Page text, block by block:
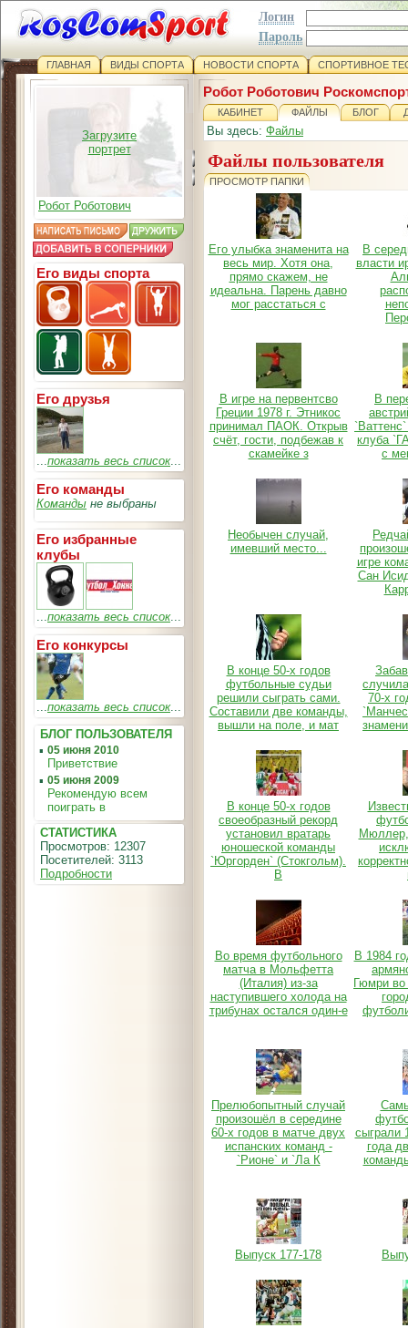
Логин
Пароль
ГЛАВНАЯ ВИДЫ СПОРТА НОВОСТИ СПОРТА СПОРТИВНОЕ
Загрузите
портрет
Робот Роботович
Его виды спорта
Его друзья
...показать весь список...
Его команды
Команды не выбраны
Его избранные
клубы
...показать весь список...
Его конкурсы
...показать весь список...
БЛОГ ПОЛЬЗОВАТЕЛЯ
▪ 05 июня 2010
Приветствие
▪ 05 июня 2009
Рекомендую всем
поиграть в
СТАТИСТИКА
Просмотров: 12307
Посетителей: 3113
Подробности
Робот Роботович
КАБИНЕТ ФАЙЛЫ БЛОГ
Вы здесь: Файлы
Файлы пользователя
ПРОСМОТР ПАПКИ
Его улыбка знаменита на
весь мир. Хотя она,
прямо скажем, не
идеальна. Парень давно
мог расстаться с
В
власти
В игре на первентсво
Греции 1978 г. Этникос
принимал ПАОК. Открыв
счёт, гости, подбежав к
скамейке з
В
клуба
с
Необычен случай,
имевший место...
игре
Сан
В конце 50-х годов
футбольные судьи
решили сыграть сами.
Составили две команды,
вышли на поле, и мат
70-х
В конце 50-х годов
своеобразный рекорд
установил вратарь
юношеской команды
`Юргорден` (Стокгольм).
В
Во время футбольного
матча в Мольфетта
(Италия) из-за
наступившего холода на
трибунах остался один-е
В 1984
Гюмри во
Прелюбопытный случай
произошёл в середине
60-х годов в матче двух
испанских команд -
`Рионе` и `Ла К
сыграли
года
Выпуск 177-178